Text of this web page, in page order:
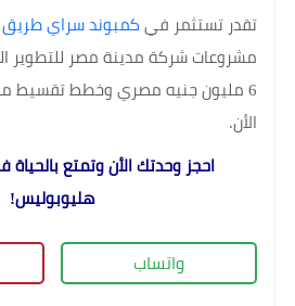
تقدر تستثمر في كمبوند سراي
مشروعات شركة مدينة مصر للتطوير
6 مليون جنيه مصري وخطط تقسيط
الأن.
احجز وحدتك الأن وتمتع
هليوبوليس!
واتساب